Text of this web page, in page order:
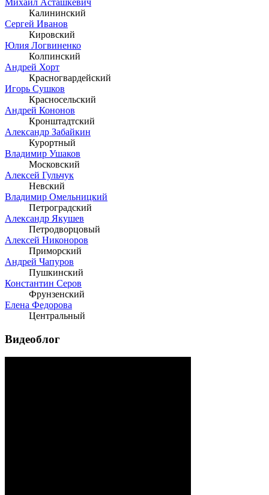
Михаил Асташкевич
Калининский
Сергей Иванов
Кировский
Юлия Логвиненко
Колпинский
Андрей Хорт
Красногвардейский
Игорь Сушков
Красносельский
Андрей Кононов
Кронштадтский
Александр Забайкин
Курортный
Владимир Ушаков
Московский
Алексей Гульчук
Невский
Владимир Омельницкий
Петроградский
Александр Якушев
Петродворцовый
Алексей Никоноров
Приморский
Андрей Чапуров
Пушкинский
Константин Серов
Фрунзенский
Елена Федорова
Центральный
Видеоблог